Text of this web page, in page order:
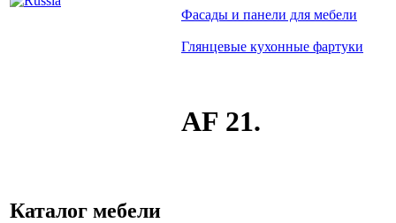
Фасады и панели для мебели
Глянцевые кухонные фартуки
AF 21.
Каталог мебели